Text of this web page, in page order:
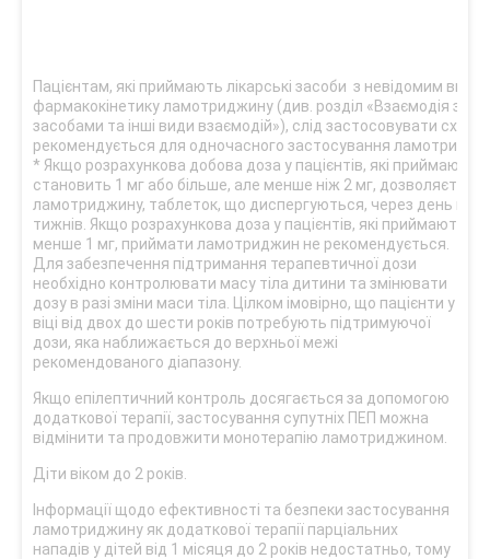
Пацієнтам, які приймають лікарські засоби з невідомим
фармакокінетику ламотриджину (див. розділ «Взаємодія з
засобами та інші види взаємодій»), слід застосовувати схему
рекомендується для одночасного застосування
* Якщо розрахункова добова доза у пацієнтів, які приймають
становить 1 мг або більше, але менше ніж 2 мг, дозволяється
ламотриджину, таблеток, що диспергуються, через день
тижнів. Якщо розрахункова доза у пацієнтів, які приймають
менше 1 мг, приймати ламотриджин не рекомендується.
Для забезпечення підтримання терапевтичної дози
необхідно контролювати масу тіла дитини та змінювати
дозу в разі зміни маси тіла. Цілком імовірно, що пацієнти у
віці від двох до шести років потребують підтримуючої
дози, яка наближається до верхньої межі
рекомендованого діапазону.
Якщо епілептичний контроль досягається за допомогою
додаткової терапії, застосування супутніх ПЕП можна
відмінити та продовжити монотерапію ламотриджином.
Діти віком до 2 років.
Інформації щодо ефективності та безпеки застосування
ламотриджину як додаткової терапії парціальних
нападів у дітей від 1 місяця до 2 років недостатньо, тому